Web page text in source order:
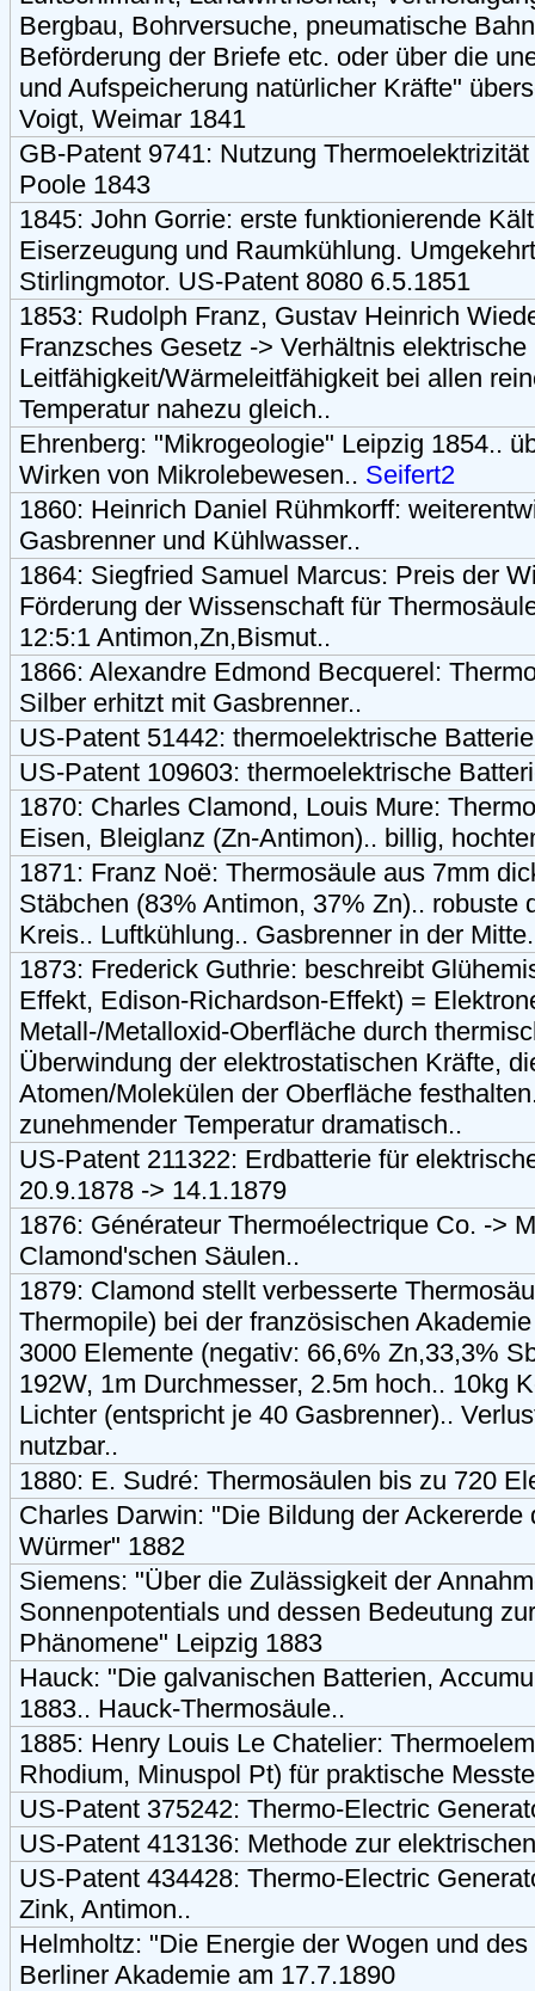
Bergbau, Bohrversuche, pneumatische
Beförderung der Briefe etc. oder über die
und Aufspeicherung natürlicher Kräfte"
Voigt, Weimar 1841
GB-Patent 9741: Nutzung
Poole 1843
1845: John Gorrie: erste funktionierende
Eiserzeugung und Raumkühlung.
Stirlingmotor. US-Patent 8080 6.5.1851
1853: Rudolph Franz, Gustav Heinrich
Franzsches Gesetz -> Verhältnis elektrische
Leitfähigkeit/Wärmeleitfähigkeit bei allen
Temperatur nahezu gleich..
Ehrenberg: "Mikrogeologie" Leipzig 1854..
Wirken von Mikrolebewesen.. Seifert2
1860: Heinrich Daniel Rühmkorff:
Gasbrenner und Kühlwasser..
1864: Siegfried Samuel Marcus: Preis der
Förderung der Wissenschaft für
12:5:1 Antimon,Zn,Bismut..
1866: Alexandre Edmond Becquerel:
Silber erhitzt mit Gasbrenner..
US-Patent 51442: thermoelektrische
US-Patent 109603: thermoelektrische
1870: Charles Clamond, Louis Mure:
Eisen, Bleiglanz (Zn-Antimon).. billig,
1871: Franz Noë: Thermosäule aus 7mm
Stäbchen (83% Antimon, 37% Zn).. robuste
Kreis.. Luftkühlung.. Gasbrenner in der
1873: Frederick Guthrie: beschreibt
Effekt, Edison-Richardson-Effekt) =
Metall-/Metalloxid-Oberfläche durch
Überwindung der elektrostatischen Kräfte,
Atomen/Molekülen der Oberfläche
zunehmender Temperatur dramatisch..
US-Patent 211322: Erdbatterie für
20.9.1878 -> 14.1.1879
1876: Générateur Thermoélectrique Co. ->
Clamond'schen Säulen..
1879: Clamond stellt verbesserte
Thermopile) bei der französischen
3000 Elemente (negativ: 66,6% Zn,33,3%
192W, 1m Durchmesser, 2.5m hoch.. 10kg
Lichter (entspricht je 40 Gasbrenner)..
nutzbar..
1880: E. Sudré: Thermosäulen bis zu 720
Charles Darwin: "Die Bildung der Ackererde
Würmer" 1882
Siemens: "Über die Zulässigkeit der
Sonnenpotentials und dessen Bedeutung
Phänomene" Leipzig 1883
Hauck: "Die galvanischen Batterien,
1883.. Hauck-Thermosäule..
1885: Henry Louis Le Chatelier:
Rhodium, Minuspol Pt) für praktische
US-Patent 375242: Thermo-Electric
US-Patent 413136: Methode zur
US-Patent 434428: Thermo-Electric
Zink, Antimon..
Helmholtz: "Die Energie der Wogen und
Berliner Akademie am 17.7.1890